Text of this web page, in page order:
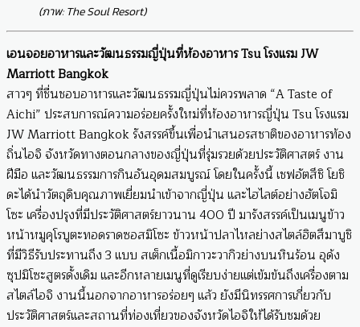
(ภาพ: The Soul Resort)
เอนจอยอาหารและวัฒนธรรมญี่ปุ่นที่ห้องอาหาร Tsu โรงแรม JW
Marriott Bangkok
สาวๆ ที่ชื่นชอบอาหารและวัฒนธรรมญี่ปุ่นไม่ควรพลาด “A Taste of
Aichi” ประสบการณ์ความอร่อยครั้งใหม่ที่ห้องอาหารญี่ปุ่น Tsu โรงแรม
JW Marriott Bangkok รังสรรค์ขึ้นเพื่อนำเสนอรสชาติของอาหารท้อง
ถิ่นไอจิ จังหวัดทางตอนกลางของญี่ปุ่นที่รุ่มรวยด้วยประวัติศาสตร์ งาน
ฝีมือ และวัฒนธรรมการกินอันอุดมสมบูรณ์ โดยในครั้งนี้ เชฟอัตสึชิ โยชิ
ดะได้นำวัตถุดิบคุณภาพเยี่ยมนำเข้าจากญี่ปุ่น และไฮไลต์อย่างฮัตโจมิ
โซะ เครื่องปรุงที่มีประวัติศาสตร์ยาวนาน 400 ปี มารังสรรค์เป็นเมนูข้าว
หน้าหมูคุโรบูตะทอดราดซอสมิโซะ ข้าวหน้าปลาไหลย่างสไตล์ฮิตสึมาบูชิ
ที่มีวิธีรับประทานถึง 3 แบบ สเต็กเนื้อมิกาวะวากิวย่างบนหินร้อน อุด้ง
ซุปมิโซะสูตรดั้งเดิม และอีกหลายเมนูที่ดูเรียบง่ายแต่เข้มข้นถึงเครื่องตาม
สไตล์ไอจิ งานนี้นอกจากอาหารอร่อยๆ แล้ว ยังมีนิทรรศการเกี่ยวกับ
ประวัติศาสตร์และสถานที่ท่องเที่ยวของจังหวัดไอจิให้ได้รับชมด้วย